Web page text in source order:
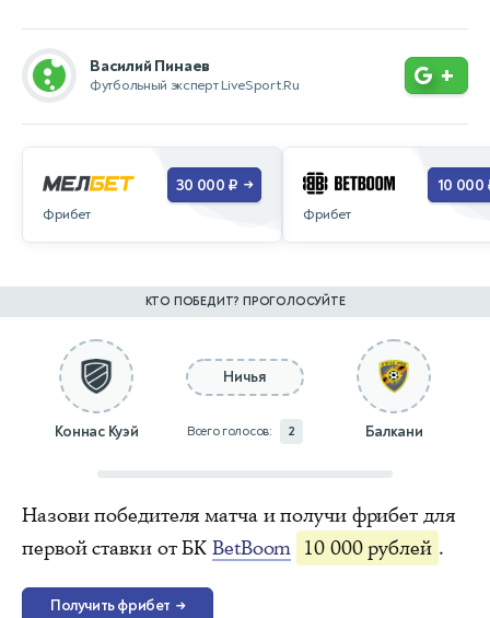
Василий Пинаев
Футбольный эксперт LiveSport.Ru +
Фрибет
30 000 ₽ →
Фрибет
10 000
КТО ПОБЕДИТ? ПРОГОЛОСУЙТЕ
Коннас Куэй
Ничья
Всего голосов: 2 Балкани
Назови победителя матча и получи фрибет для
первой ставки от БК BetBoom 10 000 рублей .
Получить фрибет →